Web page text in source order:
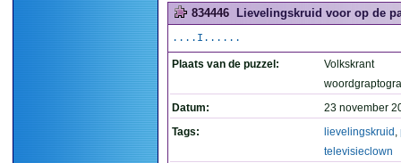
834446 Lievelingskruid voor op de
....I......
Plaats van de puzzel:
Volkskrant
Datum:
23 november
Tags:
lievelingskruid ,
televisieclown